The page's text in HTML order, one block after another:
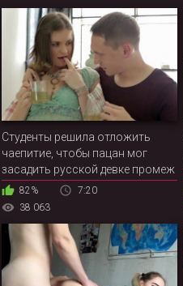
Студенты решила отложить
чаепитие, чтобы пацан мог
засадить русской девке промеж
булок свой набухший член
82%
7:20
38 063